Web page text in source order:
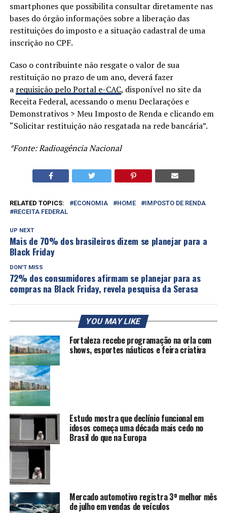
smartphones que possibilita consultar diretamente nas
bases do órgão informações sobre a liberação das
restituições do imposto e a situação cadastral de uma
inscrição no CPF.
Caso o contribuinte não resgate o valor de sua
restituição no prazo de um ano, deverá fazer
a requisição pelo Portal e-CAC, disponível no site da
Receita Federal, acessando o menu Declarações e
Demonstrativos > Meu Imposto de Renda e clicando em
“Solicitar restituição não resgatada na rede bancária”.
*Fonte: Radioagência Nacional
RELATED TOPICS: ECONOMIA HOME
IMPOSTO DE RENDA
RECEITA FEDERAL
UP NEXT
Mais de 70% dos brasileiros dizem se planejar para a
Black Friday
DON'T MISS
72% dos consumidores afirmam se planejar para as
compras na Black Friday, revela pesquisa da Serasa
YOU MAY LIKE
Fortaleza recebe programação na orla com
shows, esportes náuticos e feira criativa
Estudo mostra que declínio funcional em
idosos começa uma década mais cedo no
Brasil do que na Europa
Mercado automotivo registra 3º melhor mês
de julho em vendas de veículos